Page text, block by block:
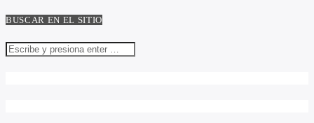
BUSCAR EN EL SITIO